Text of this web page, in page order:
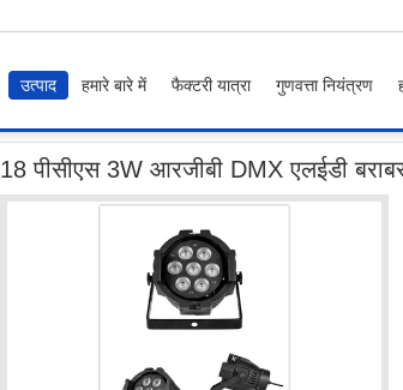
उत्पाद हमारे बारे में फैक्टरी यात्रा गुणवत्ता नियंत्रण
18 पीसीएस 3W आरजीबी DMX एलईडी